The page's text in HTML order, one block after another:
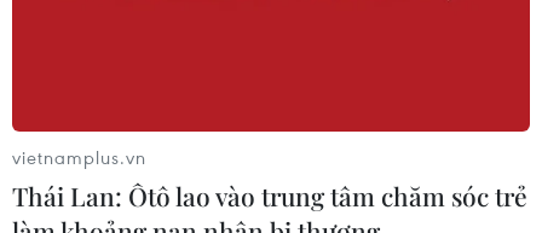
Trump
07/08/2026 00:33
vietnamplus.vn
Thái Lan: Ôtô lao vào trung tâm chăm sóc trẻ